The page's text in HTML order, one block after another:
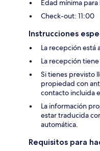
Edad mínima
Check-out: 11:00
Instrucciones
La recepción está
La recepción
Si tienes previsto
propiedad con
contacto incluida
La información
estar traducida
automática.
Requisitos para